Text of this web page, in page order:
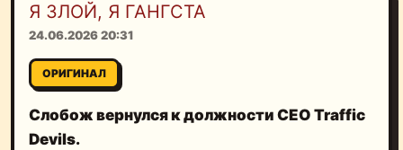
Я ЗЛОЙ, Я ГАНГСТА
24.06.2026 20:31
ОРИГИНАЛ
Слобож вернулся к должности СЕО Traffic
Devils.